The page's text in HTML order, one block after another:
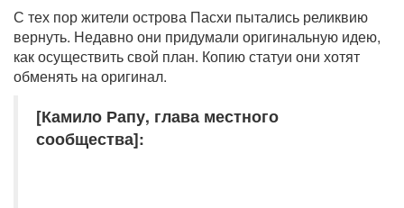
С тех пор жители острова Пасхи пытались реликвию
вернуть. Недавно они придумали оригинальную идею,
как осуществить свой план. Копию статуи они хотят
обменять на оригинал.
[Камило Рапу, глава местного
сообщества]: